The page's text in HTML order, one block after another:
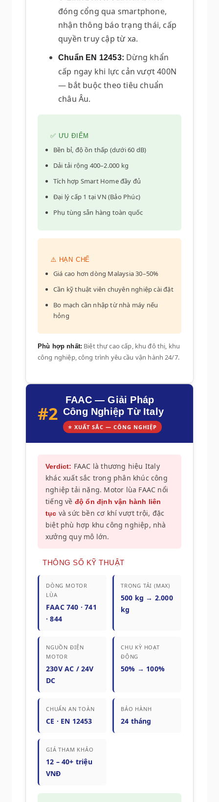
đóng cổng qua smartphone,
nhận thông báo trạng thái, cấp
quyền truy cập từ xa.
Chuẩn EN 12453: Dừng khẩn
cấp ngay khi lực cản vượt 400N
— bắt buộc theo tiêu chuẩn
châu Âu.
✅ ƯU ĐIỂM
Bền bỉ, độ ồn thấp (dưới 60 dB)
Dải tải rộng 400–2.000 kg
Tích hợp Smart Home đầy đủ
Đại lý cấp 1 tại VN (Bảo Phúc)
Phụ tùng sẵn hàng toàn quốc
⚠️ HẠN CHẾ
Giá cao hơn dòng Malaysia 30–50%
Cần kỹ thuật viên chuyên nghiệp cài đặt
Bo mạch cần nhập từ nhà máy nếu
hỏng
Phù hợp nhất: Biệt thự cao cấp, khu đô thị, khu
công nghiệp, công trình yêu cầu vận hành 24/7.
#2
FAAC — Giải Pháp
Công Nghiệp Từ Italy
⭐ XUẤT SẮC — CÔNG NGHIỆP
Verdict: FAAC là thương hiệu Italy
khác xuất sắc trong phân khúc công
nghiệp tải nặng. Motor lùa FAAC nổi
tiếng về độ ổn định vận hành liên
tục và sức bền cơ khí vượt trội, đặc
biệt phù hợp khu công nghiệp, nhà
xưởng quy mô lớn.
THÔNG SỐ KỸ THUẬT
DÒNG MOTOR
LÙA
FAAC 740 · 741
· 844
TRỌNG TẢI (MAX)
500 kg → 2.000
kg
NGUỒN ĐIỆN
MOTOR
230V AC / 24V
DC
CHU KỲ HOẠT
ĐỘNG
50% → 100%
CHUẨN AN TOÀN
CE · EN 12453
BẢO HÀNH
24 tháng
GIÁ THAM KHẢO
12 – 40+ triệu
VNĐ